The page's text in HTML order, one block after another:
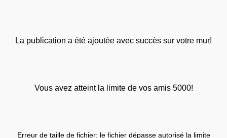
La publication a été ajoutée avec succès sur votre mur!
Vous avez atteint la limite de vos amis 5000!
Erreur de taille de fichier: le fichier dépasse autorisé la limite